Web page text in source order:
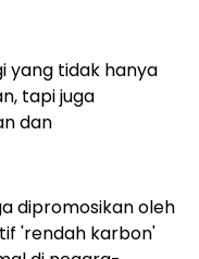
yang tidak hanya
tapi juga
dan
dipromosikan oleh
'rendah karbon'